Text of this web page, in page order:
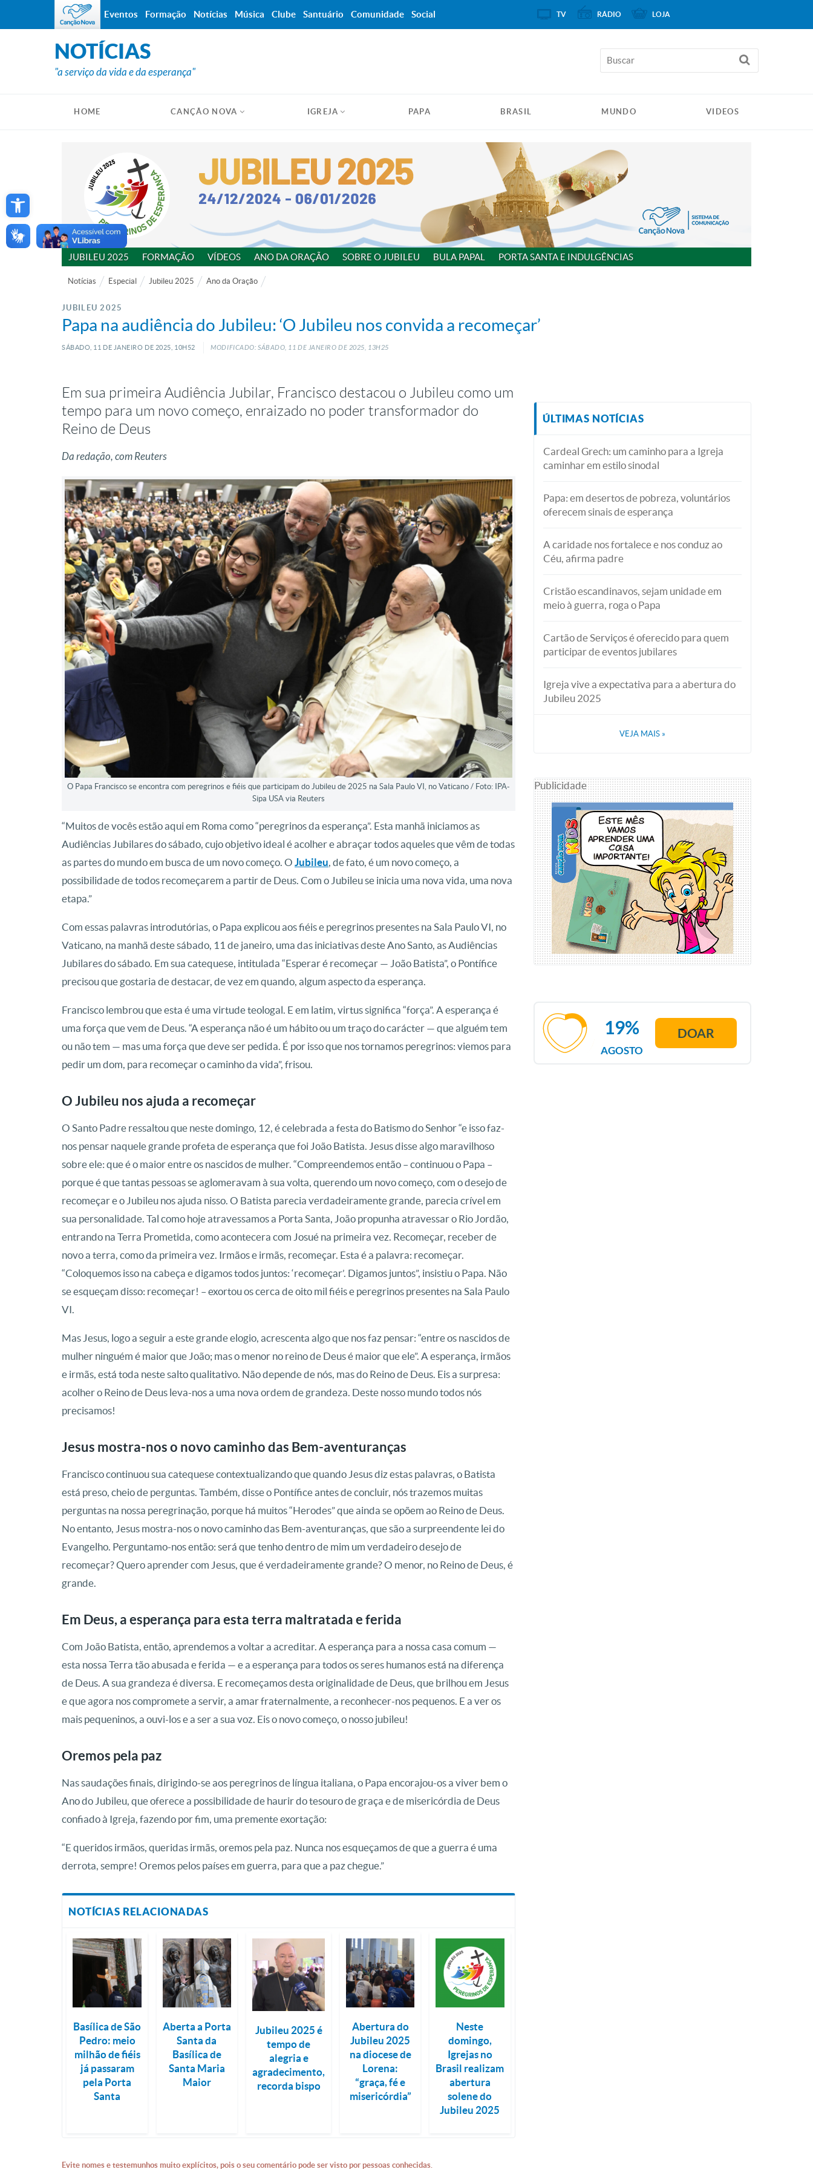
Open toolbar
NOTÍCIAS
"a serviço da vida e da esperança"
HOME CANÇÃO NOVA IGREJA PAPA BRASIL MUNDO VIDEOS
JUBILEU 2025 FORMAÇÃO VÍDEOS ANO DA ORAÇÃO SOBRE O JUBILEU BULA PAPAL PORTA SANTA E INDULGÊNCIAS
Notícias Especial Jubileu 2025 Ano da Oração
JUBILEU 2025
Papa na audiência do Jubileu: ‘O Jubileu nos convida a recomeçar’
SÁBADO, 11 DE JANEIRO DE 2025, 10H52 MODIFICADO: SÁBADO, 11 DE JANEIRO DE 2025, 13H25
Em sua primeira Audiência Jubilar, Francisco destacou o Jubileu como um
tempo para um novo começo, enraizado no poder transformador do
Reino de Deus
Da redação, com Reuters
O Papa Francisco se encontra com peregrinos e fiéis que participam do Jubileu de 2025 na Sala Paulo VI, no Vaticano / Foto: IPA-
Sipa USA via Reuters
“Muitos de vocês estão aqui em Roma como “peregrinos da esperança”. Esta manhã iniciamos as
Audiências Jubilares do sábado, cujo objetivo ideal é acolher e abraçar todos aqueles que vêm de todas
as partes do mundo em busca de um novo começo. O Jubileu, de fato, é um novo começo, a
possibilidade de todos recomeçarem a partir de Deus. Com o Jubileu se inicia uma nova vida, uma nova
etapa.”
Com essas palavras introdutórias, o Papa explicou aos fiéis e peregrinos presentes na Sala Paulo VI, no
Vaticano, na manhã deste sábado, 11 de janeiro, uma das iniciativas deste Ano Santo, as Audiências
Jubilares do sábado. Em sua catequese, intitulada “Esperar é recomeçar — João Batista”, o Pontífice
precisou que gostaria de destacar, de vez em quando, algum aspecto da esperança.
Francisco lembrou que esta é uma virtude teologal. E em latim, virtus significa “força”. A esperança é
uma força que vem de Deus. “A esperança não é um hábito ou um traço do carácter — que alguém tem
ou não tem — mas uma força que deve ser pedida. É por isso que nos tornamos peregrinos: viemos para
pedir um dom, para recomeçar o caminho da vida”, frisou.
O Jubileu nos ajuda a recomeçar
O Santo Padre ressaltou que neste domingo, 12, é celebrada a festa do Batismo do Senhor “e isso faz-
nos pensar naquele grande profeta de esperança que foi João Batista. Jesus disse algo maravilhoso
sobre ele: que é o maior entre os nascidos de mulher. “Compreendemos então – continuou o Papa –
porque é que tantas pessoas se aglomeravam à sua volta, querendo um novo começo, com o desejo de
recomeçar e o Jubileu nos ajuda nisso. O Batista parecia verdadeiramente grande, parecia crível em
sua personalidade. Tal como hoje atravessamos a Porta Santa, João propunha atravessar o Rio Jordão,
entrando na Terra Prometida, como acontecera com Josué na primeira vez. Recomeçar, receber de
novo a terra, como da primeira vez. Irmãos e irmãs, recomeçar. Esta é a palavra: recomeçar.
“Coloquemos isso na cabeça e digamos todos juntos: ‘recomeçar’. Digamos juntos”, insistiu o Papa. Não
se esqueçam disso: recomeçar! – exortou os cerca de oito mil fiéis e peregrinos presentes na Sala Paulo
VI.
Mas Jesus, logo a seguir a este grande elogio, acrescenta algo que nos faz pensar: “entre os nascidos de
mulher ninguém é maior que João; mas o menor no reino de Deus é maior que ele”. A esperança, irmãos
e irmãs, está toda neste salto qualitativo. Não depende de nós, mas do Reino de Deus. Eis a surpresa:
acolher o Reino de Deus leva-nos a uma nova ordem de grandeza. Deste nosso mundo todos nós
precisamos!
Jesus mostra-nos o novo caminho das Bem-aventuranças
Francisco continuou sua catequese contextualizando que quando Jesus diz estas palavras, o Batista
está preso, cheio de perguntas. Também, disse o Pontífice antes de concluir, nós trazemos muitas
perguntas na nossa peregrinação, porque há muitos “Herodes” que ainda se opõem ao Reino de Deus.
No entanto, Jesus mostra-nos o novo caminho das Bem-aventuranças, que são a surpreendente lei do
Evangelho. Perguntamo-nos então: será que tenho dentro de mim um verdadeiro desejo de
recomeçar? Quero aprender com Jesus, que é verdadeiramente grande? O menor, no Reino de Deus, é
grande.
Em Deus, a esperança para esta terra maltratada e ferida
Com João Batista, então, aprendemos a voltar a acreditar. A esperança para a nossa casa comum —
esta nossa Terra tão abusada e ferida — e a esperança para todos os seres humanos está na diferença
de Deus. A sua grandeza é diversa. E recomeçamos desta originalidade de Deus, que brilhou em Jesus
e que agora nos compromete a servir, a amar fraternalmente, a reconhecer-nos pequenos. E a ver os
mais pequeninos, a ouvi-los e a ser a sua voz. Eis o novo começo, o nosso jubileu!
Oremos pela paz
Nas saudações finais, dirigindo-se aos peregrinos de língua italiana, o Papa encorajou-os a viver bem o
Ano do Jubileu, que oferece a possibilidade de haurir do tesouro de graça e de misericórdia de Deus
confiado à Igreja, fazendo por fim, uma premente exortação:
“E queridos irmãos, queridas irmãs, oremos pela paz. Nunca nos esqueçamos de que a guerra é uma
derrota, sempre! Oremos pelos países em guerra, para que a paz chegue.”
NOTÍCIAS RELACIONADAS
Basílica de São
Pedro: meio
milhão de fiéis
já passaram
pela Porta
Santa
Aberta a Porta
Santa da
Basílica de
Santa Maria
Maior
Jubileu 2025 é
tempo de
alegria e
agradecimento,
recorda bispo
Abertura do
Jubileu 2025
na diocese de
Lorena:
“graça, fé e
misericórdia”
Neste
domingo,
Igrejas no
Brasil realizam
abertura
solene do
Jubileu 2025
Evite nomes e testemunhos muito explícitos, pois o seu comentário pode ser visto por pessoas conhecidas.
ÚLTIMAS NOTÍCIAS
Cardeal Grech: um caminho para a Igreja
caminhar em estilo sinodal
Papa: em desertos de pobreza, voluntários
oferecem sinais de esperança
A caridade nos fortalece e nos conduz ao
Céu, afirma padre
Cristão escandinavos, sejam unidade em
meio à guerra, roga o Papa
Cartão de Serviços é oferecido para quem
participar de eventos jubilares
Igreja vive a expectativa para a abertura do
Jubileu 2025
VEJA MAIS »
Publicidade
AGOSTO
19% DOAR
Eventos Formação Notícias Música Clube Santuário Comunidade Social TV RÁDIO LOJA